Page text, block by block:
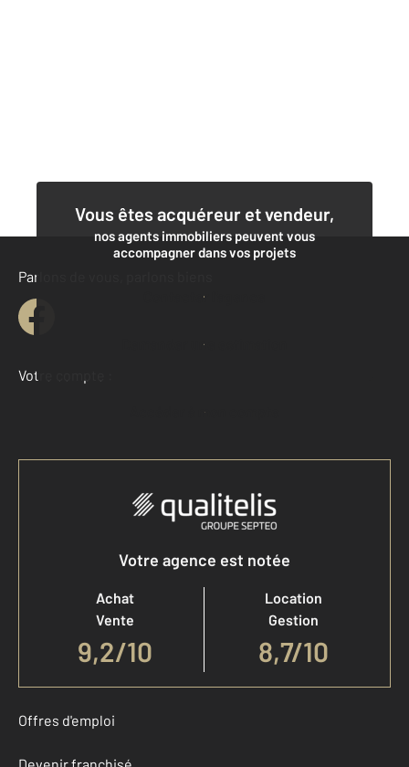
Vous êtes acquéreur et vendeur,
nos agents immobiliers peuvent vous
accompagner dans vos projets
Contacter l'agence
Demander une estimation
Parlons de vous, parlons biens
Votre compte :
Accéder à mon compte
Votre agence est notée
Achat
Vente
9,2/10
Location
Gestion
8,7/10
Offres d'emploi